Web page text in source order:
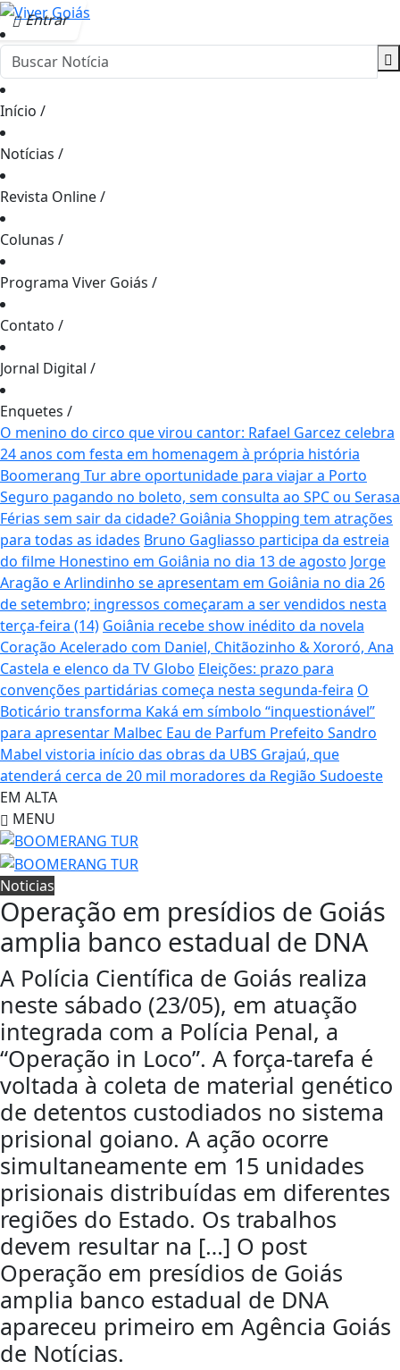
Entrar
Início /
Notícias /
Revista Online/
Colunas /
Programa Viver Goiás /
Contato /
Jornal Digital /
Enquetes /
O menino do circo que virou cantor: Rafael Garcez celebra
24 anos com festa em homenagem à própria história
Boomerang Tur abre oportunidade para viajar a Porto
Seguro pagando no boleto, sem consulta ao SPC ou Serasa
Férias sem sair da cidade? Goiânia Shopping tem atrações
para todas as idades Bruno Gagliasso participa da estreia
do filme Honestino em Goiânia no dia 13 de agosto Jorge
Aragão e Arlindinho se apresentam em Goiânia no dia 26
de setembro; ingressos começaram a ser vendidos nesta
terça-feira (14) Goiânia recebe show inédito da novela
Coração Acelerado com Daniel, Chitãozinho & Xororó, Ana
Castela e elenco da TV Globo Eleições: prazo para
convenções partidárias começa nesta segunda-feira O
Boticário transforma Kaká em símbolo “inquestionável”
para apresentar Malbec Eau de Parfum Prefeito Sandro
Mabel vistoria início das obras da UBS Grajaú, que
atenderá cerca de 20 mil moradores da Região Sudoeste
EM ALTA
MENU
Noticias
Operação em presídios de Goiás
amplia banco estadual de DNA
A Polícia Científica de Goiás realiza
neste sábado (23/05), em atuação
integrada com a Polícia Penal, a
“Operação in Loco”. A força-tarefa é
voltada à coleta de material genético
de detentos custodiados no sistema
prisional goiano. A ação ocorre
simultaneamente em 15 unidades
prisionais distribuídas em diferentes
regiões do Estado. Os trabalhos
devem resultar na […] O post
Operação em presídios de Goiás
amplia banco estadual de DNA
apareceu primeiro em Agência Goiás
de Notícias.